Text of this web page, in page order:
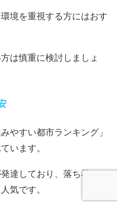
境を重視する方にはおす
は慎重に検討しましょ
やすい都市ランキング」
います。
達しており、落ち着いた
気です。